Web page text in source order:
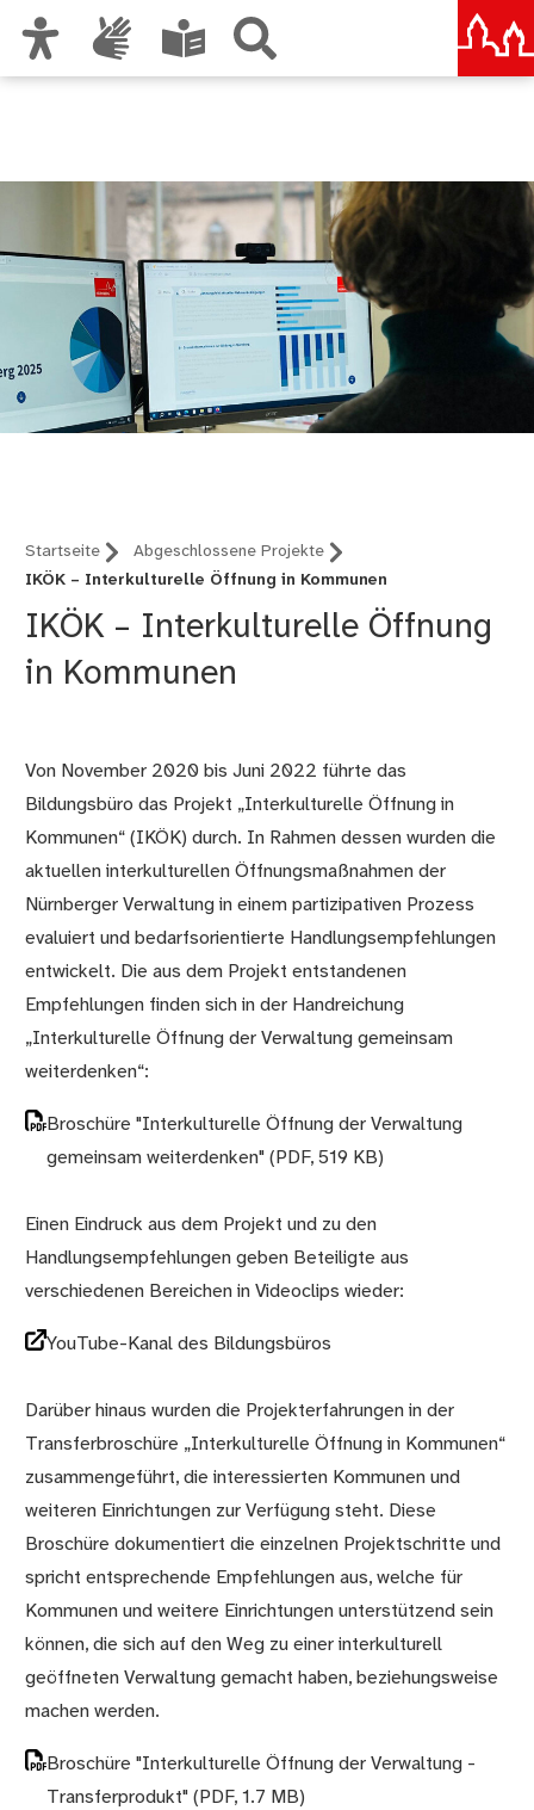
Startseite
Abgeschlossene Projekte
IKÖK – Interkulturelle Öffnung in Kommunen
IKÖK – Interkulturelle Öffnung
in Kommunen
Von November 2020 bis Juni 2022 führte das
Bildungsbüro das Projekt „Interkulturelle Öffnung in
Kommunen“ (IKÖK) durch. In Rahmen dessen wurden die
aktuellen interkulturellen Öffnungsmaßnahmen der
Nürnberger Verwaltung in einem partizipativen Prozess
evaluiert und bedarfsorientierte Handlungsempfehlungen
entwickelt. Die aus dem Projekt entstandenen
Empfehlungen finden sich in der Handreichung
„Interkulturelle Öffnung der Verwaltung gemeinsam
weiterdenken“:
Broschüre "Interkulturelle Öffnung der Verwaltung
gemeinsam weiterdenken"(PDF, 519 KB)
Einen Eindruck aus dem Projekt und zu den
Handlungsempfehlungen geben Beteiligte aus
verschiedenen Bereichen in Videoclips wieder:
YouTube-Kanal des Bildungsbüros
Darüber hinaus wurden die Projekterfahrungen in der
Transferbroschüre „Interkulturelle Öffnung in Kommunen“
zusammengeführt, die interessierten Kommunen und
weiteren Einrichtungen zur Verfügung steht. Diese
Broschüre dokumentiert die einzelnen Projektschritte und
spricht entsprechende Empfehlungen aus, welche für
Kommunen und weitere Einrichtungen unterstützend sein
können, die sich auf den Weg zu einer interkulturell
geöffneten Verwaltung gemacht haben, beziehungsweise
machen werden.
Broschüre "Interkulturelle Öffnung der Verwaltung -
Transferprodukt"(PDF, 1.7 MB)